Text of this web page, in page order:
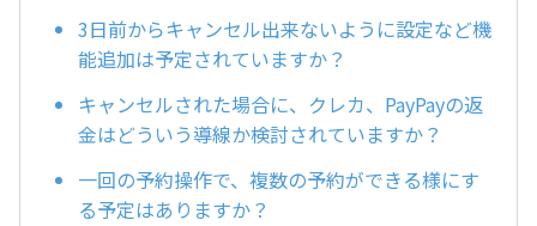
3日前からキャンセル出来ないように設定など機
能追加は予定されていますか？
キャンセルされた場合に、クレカ、PayPayの返
金はどういう導線か検討されていますか？
一回の予約操作で、複数の予約ができる様にす
る予定はありますか？